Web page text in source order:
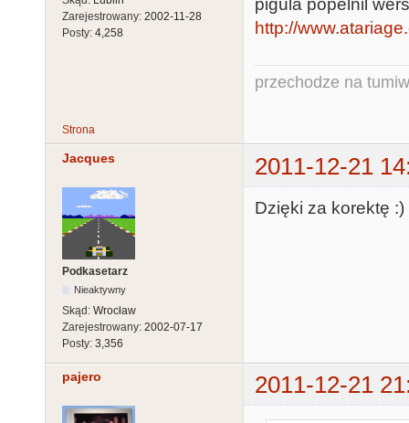
Zarejestrowany: 2002-11-28
Posty: 4,258
pigula popelnil
http://
przechodze na
Strona
Jacques 2011-12-21
Podkasetarz
Nieaktywny
Skąd: Wrocław
Zarejestrowany: 2002-07-17
Posty: 3,356
Dzięki za korektę :)
pajero 2011-12-21